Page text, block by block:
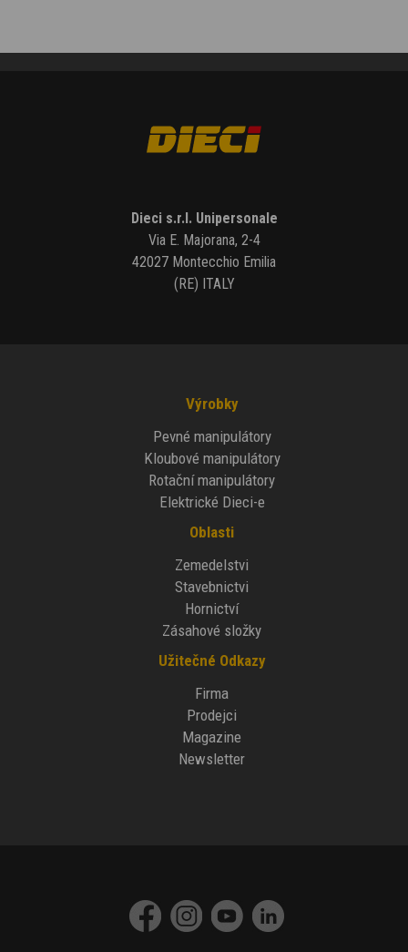
Dieci s.r.l. Unipersonale
Via E. Majorana, 2-4
42027 Montecchio Emilia
(RE) ITALY
Výrobky
Pevné manipulátory
Kloubové manipulátory
Rotační manipulátory
Elektrické Dieci-e
Oblasti
Zemedelstvi
Stavebnictvi
Hornictví
Zásahové složky
Užitečné Odkazy
Firma
Prodejci
Magazine
Newsletter